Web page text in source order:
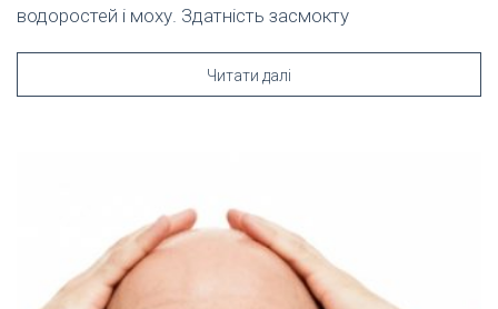
водоростей і моху. Здатність засмокту
Читати далі